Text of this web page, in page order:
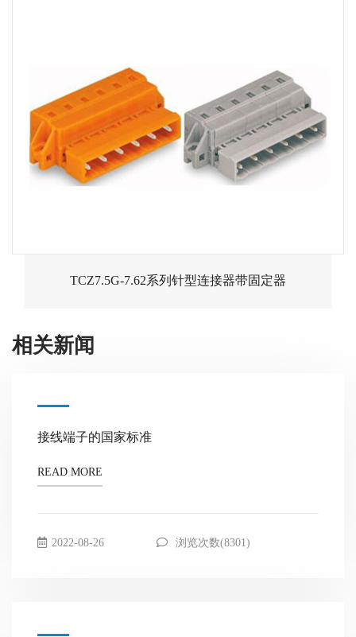
TCZ7.5G-7.62系列针型连接器带固定器
相关新闻
接线端子的国家标准
READ MORE
2022-08-26 浏览次数(8301)